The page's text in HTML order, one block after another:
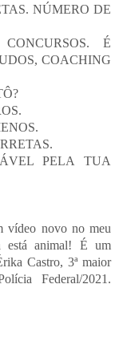
NÚMERO DE
É
COACHING
PELA TUA
vídeo novo no meu
está animal! É um
Castro, 3ª maior
Federal/2021.